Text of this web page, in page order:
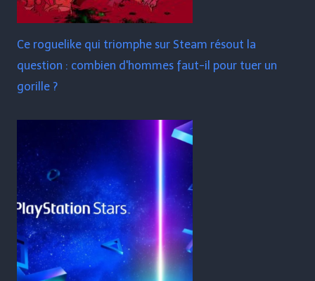
Ce roguelike qui triomphe sur Steam résout la
question : combien d'hommes faut-il pour tuer un
gorille ?